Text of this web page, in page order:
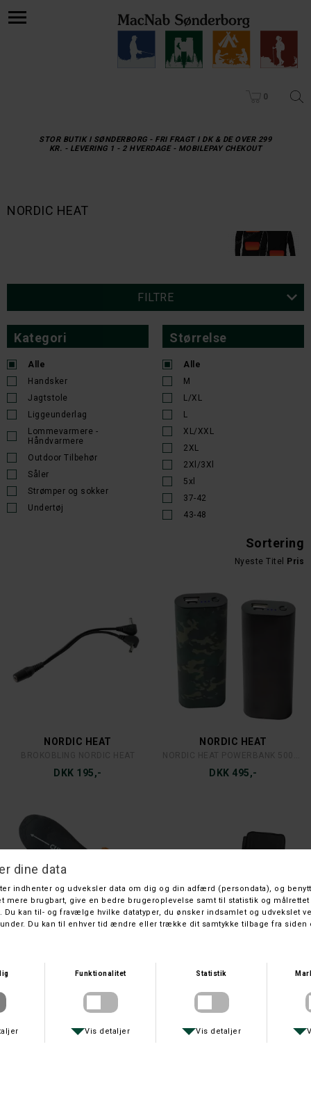
0
STOR BUTIK I SØNDERBORG - FRI FRAGT I DK & DE OVER 299
KR. - LEVERING 1 - 2 HVERDAGE - MOBILEPAY CHEKOUT
NORDIC HEAT
FILTRE
Kategori
Alle
Handsker
Jagtstole
Liggeunderlag
Lommevarmere -
Håndvarmere
Outdoor Tilbehør
Såler
Strømper og sokker
Undertøj
Størrelse
Alle
M
L/XL
L
XL/XXL
2XL
2Xl/3Xl
5xl
37-42
43-48
Sortering
Nyeste Titel Pris
NORDIC HEAT
DKK 195,-
NORDIC HEAT
DKK 495,-